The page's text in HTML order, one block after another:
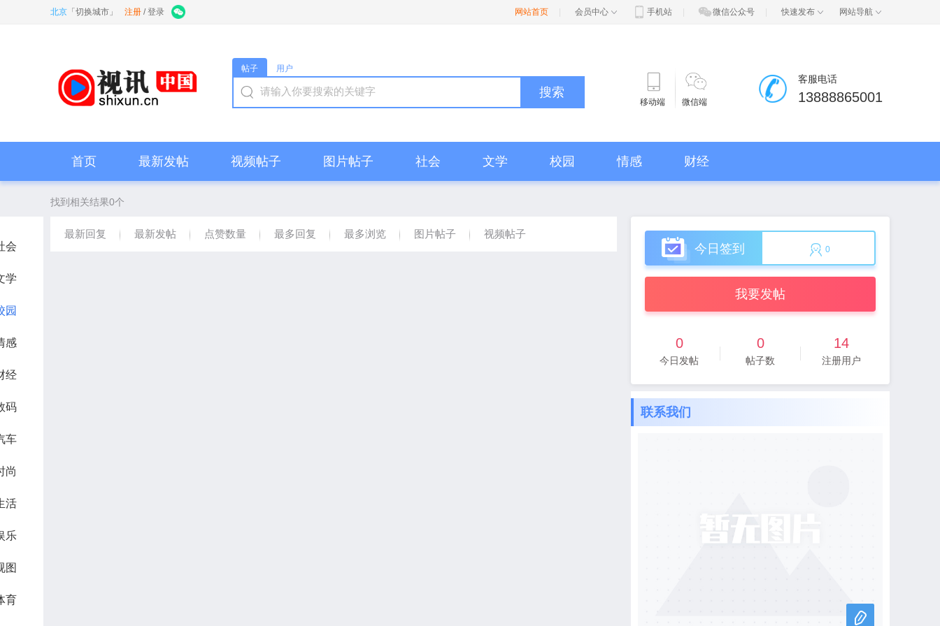
北京 「 切换城市 」 注册 /登录 网站首页 会员中心 手机站 微信公众号 快速发布 网站导航
客服电话
13888865001
移动端 微信端
帖子 用户
搜索
首页 最新发帖 视频帖子 图片帖子 社会 文学 校园 情感 财经
找到相关结果0个
最新回复 最新发帖 点赞数量 最多回复 最多浏览 图片帖子 视频帖子
今日签到 0
我要发帖
0
今日发帖
0
帖子数
14
注册用户
联系我们
会
学
园
感
经
码
车
尚
活
乐
图
育